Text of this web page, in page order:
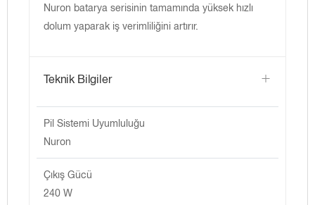
Nuron batarya serisinin tamamında yüksek hızlı
dolum yaparak iş verimliliğini artırır.
Teknik Bilgiler
Pil Sistemi Uyumluluğu
Nuron
Çıkış Gücü
240 W